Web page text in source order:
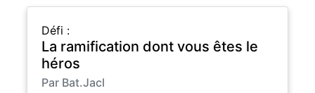
Défi :
La ramification dont vous êtes le
héros
Par Bat.Jacl